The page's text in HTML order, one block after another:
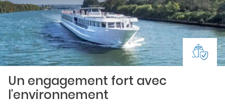
Un engagement fort avec
l'environnement